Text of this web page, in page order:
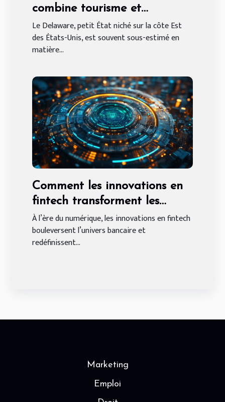
combine tourisme et
opportunités économiques ?
Le Delaware, petit État niché sur la côte Est
des États-Unis, est souvent sous-estimé en
matière...
Comment les innovations en
fintech transforment les
services bancaires ?
À l’ère du numérique, les innovations en fintech
bouleversent l’univers bancaire et
redéfinissent...
Marketing
Emploi